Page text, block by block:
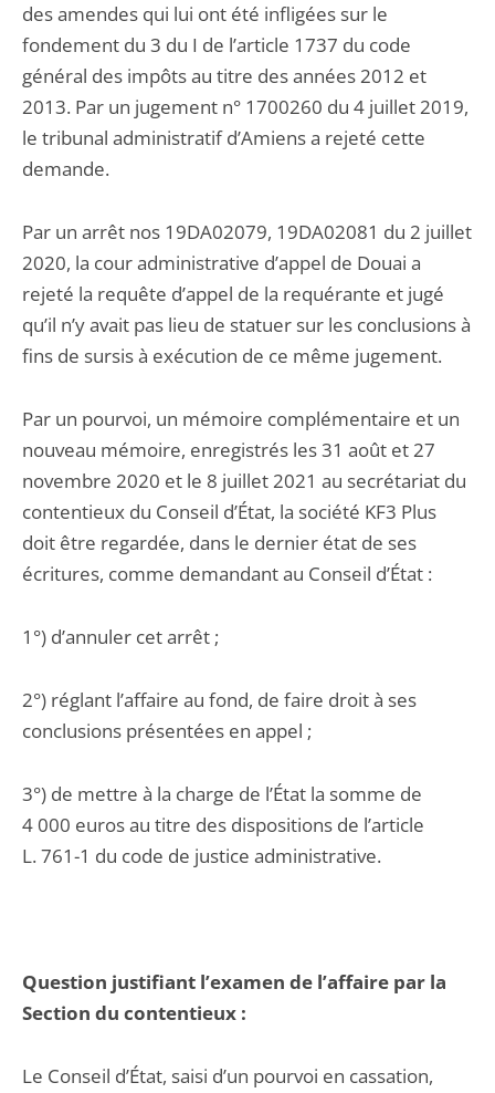
des amendes qui lui ont été infligées sur le
fondement du 3 du I de l’article 1737 du code
général des impôts au titre des années 2012 et
2013. Par un jugement n° 1700260 du 4 juillet 2019,
le tribunal administratif d’Amiens a rejeté cette
demande.
Par un arrêt nos 19DA02079, 19DA02081 du 2 juillet
2020, la cour administrative d’appel de Douai a
rejeté la requête d’appel de la requérante et jugé
qu’il n’y avait pas lieu de statuer sur les conclusions à
fins de sursis à exécution de ce même jugement.
Par un pourvoi, un mémoire complémentaire et un
nouveau mémoire, enregistrés les 31 août et 27
novembre 2020 et le 8 juillet 2021 au secrétariat du
contentieux du Conseil d’État, la société KF3 Plus
doit être regardée, dans le dernier état de ses
écritures, comme demandant au Conseil d’État :
1°) d’annuler cet arrêt ;
2°) réglant l’affaire au fond, de faire droit à ses
conclusions présentées en appel ;
3°) de mettre à la charge de l’État la somme de
4 000 euros au titre des dispositions de l’article
L. 761-1 du code de justice administrative.
Question justifiant l’examen de l’affaire par la
Section du contentieux :
Le Conseil d’État, saisi d’un pourvoi en cassation,